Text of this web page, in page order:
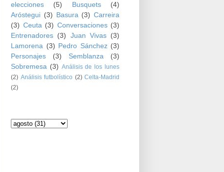
elecciones
(5) Busquets
(4)
Aróstegui (3) Basura (3) Carreira
(3) Ceuta (3) Conversaciones (3)
Entrenadores (3) Juan Vivas
(3)
Lamorena (3) Pedro Sánchez (3)
Personajes
(3) Semblanza
(3)
Sobremesa (3) Análisis de los lunes
(2) Análisis futbolístico (2) Celta-Madrid
(2)